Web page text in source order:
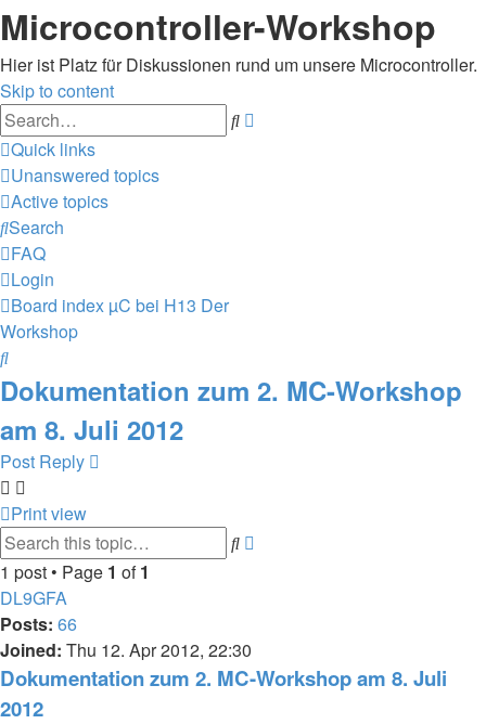
Microcontroller-Workshop
Hier ist Platz für Diskussionen rund um unsere Microcontroller.
Skip to content
Search
Quick links
Unanswered topics
Active topics
Search
FAQ
Login
Board index µC bei H13 Der
Workshop
Search
Dokumentation zum 2. MC-Workshop
am 8. Juli 2012
Post Reply
Print view
Search
1 post • Page 1 of1
DL9GFA
Posts: 66
Joined: Thu 12. Apr 2012, 22:30
Dokumentation zum 2. MC-Workshop am 8. Juli
2012